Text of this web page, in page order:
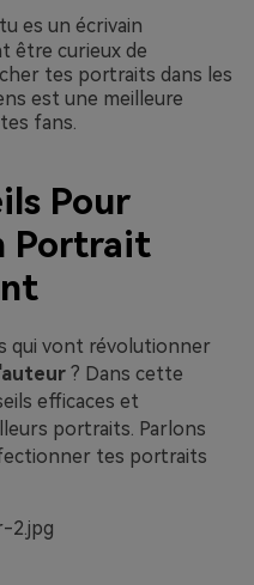
es un écrivain
être curieux de
tes portraits dans les
est une meilleure
fans.
Pour
Portrait
qui vont révolutionner
? Dans cette
efficaces et
portraits. Parlons
tes portraits